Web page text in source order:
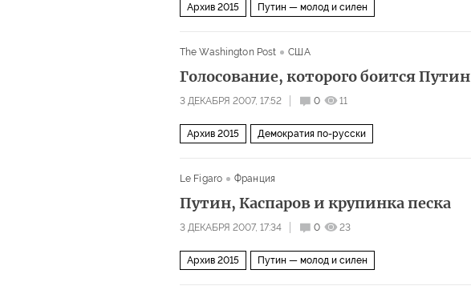
Архив 2015 Путин — молод и силен
The Washington Post США
Голосование, которого боится Путин
3 ДЕКАБРЯ 2007, 17:52 0 11
Архив 2015 Демократия по-русски
Le Figaro Франция
Путин, Каспаров и крупинка песка
3 ДЕКАБРЯ 2007, 17:34 0 23
Архив 2015 Путин — молод и силен